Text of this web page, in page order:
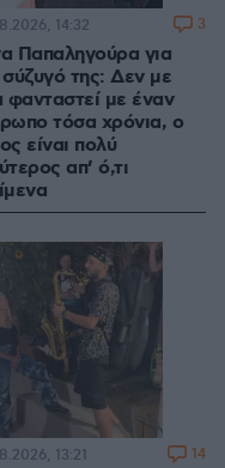
Παπαληγούρα για
της: Δεν με
φανταστεί με έναν
τόσα χρόνια, ο
είναι πολύ
απ’ ό,τι
14:32 3
13:21 14